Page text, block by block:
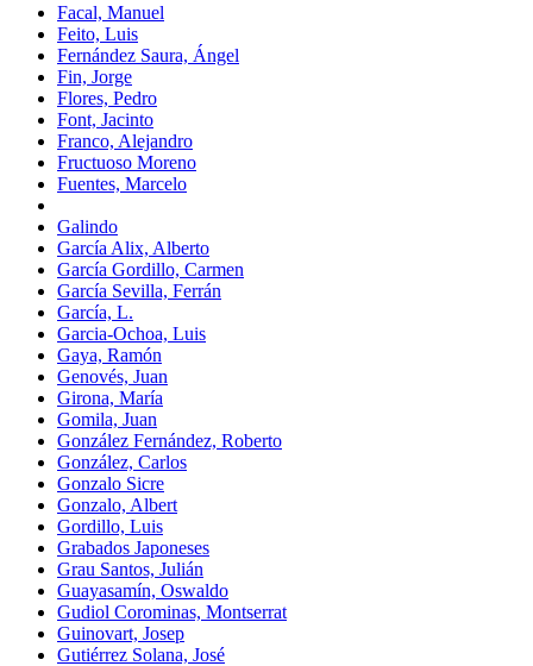
Facal, Manuel
Feito, Luis
Fernández Saura, Ángel
Fin, Jorge
Flores, Pedro
Font, Jacinto
Franco, Alejandro
Fructuoso Moreno
Fuentes, Marcelo
Galindo
García Alix, Alberto
García Gordillo, Carmen
García Sevilla, Ferrán
García, L.
Garcia-Ochoa, Luis
Gaya, Ramón
Genovés, Juan
Girona, María
Gomila, Juan
González Fernández, Roberto
González, Carlos
Gonzalo Sicre
Gonzalo, Albert
Gordillo, Luis
Grabados Japoneses
Grau Santos, Julián
Guayasamín, Oswaldo
Gudiol Corominas, Montserrat
Guinovart, Josep
Gutiérrez Solana, José